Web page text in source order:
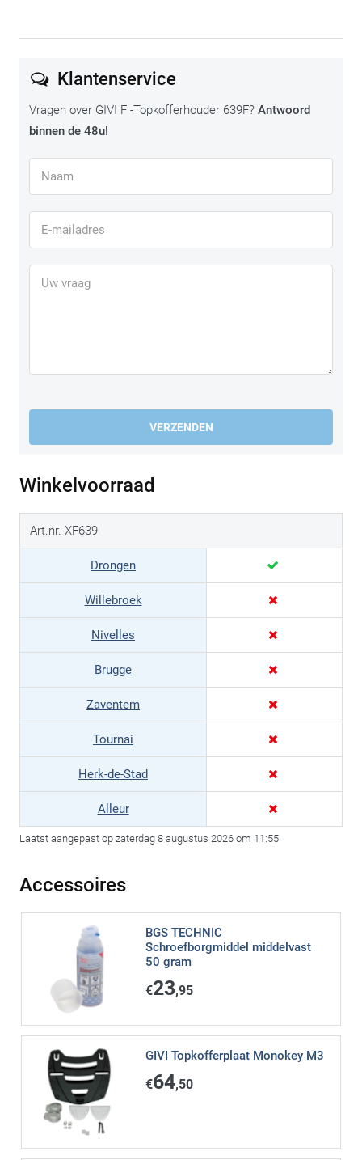
Klantenservice
Vragen over GIVI F -Topkofferhouder 639F? Antwoord
binnen de 48u!
VERZENDEN
Winkelvoorraad
Art.nr. XF639
Drongen
Willebroek
Nivelles
Brugge
Zaventem
Tournai
Herk-de-Stad
Alleur
Laatst aangepast op zaterdag 8 augustus 2026 om 11:55
Accessoires
BGS TECHNIC
Schroefborgmiddel middelvast
50 gram
€23,95
GIVI Topkofferplaat Monokey M3
€64,50